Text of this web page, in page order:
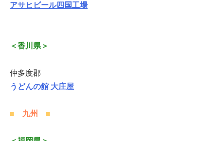
アサヒビール四国工場
＜香川県＞
仲多度郡
うどんの館 大庄屋
■ 九州 ■